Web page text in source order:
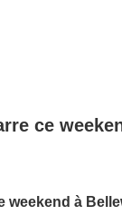
ce
weekend à